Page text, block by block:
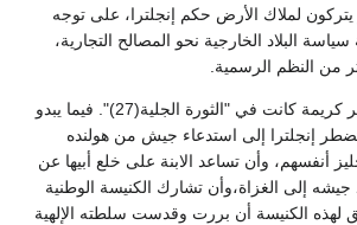
لملاك الأرض حكم إنجلترا، على توجه
البلاد الخارجية نحو المصالح التجارية،
من النظم الرسمية.
وثمة عناصر مخزية غير كريمة كانت في "الثورة الجلية(27)". فيما يبدو
إنجلترا إلى استدعاء جيش من هولنده
أنفسهم، وأن تساعد الابنة على خلع أبيها عن
إلى الغزاة،وأن تشارك الكنيسة الوطنية
لهذه الكنيسة أن بررت وقدست سلطته الإلهية